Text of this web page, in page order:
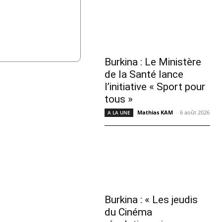
Burkina : Le Ministère
de la Santé lance
l’initiative « Sport pour
tous »
A LA UNE Mathias KAM - 6 août 2026
Burkina : « Les jeudis
du Cinéma